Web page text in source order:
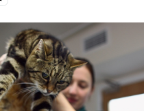
Altrecose
Mondiali